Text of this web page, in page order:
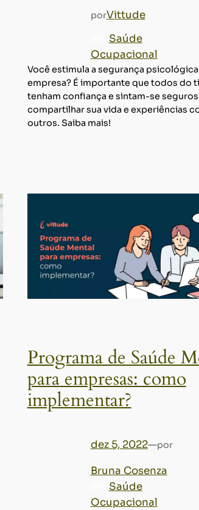
porVittude
Saúde
Ocupacional
Você estimula a segurança psicológica
empresa? É importante que todos do
tenham confiança e sintam-se seguros
compartilhar sua vida e experiências
outros. Saiba mais!
Programa de Saúde
para empresas: como
implementar?
dez 5, 2022—por
Bruna Cosenza
Saúde
Ocupacional